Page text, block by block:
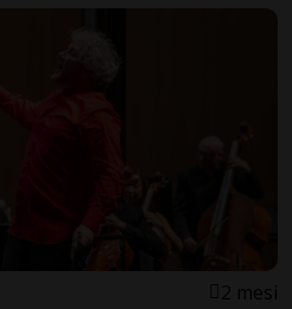
2 mesi